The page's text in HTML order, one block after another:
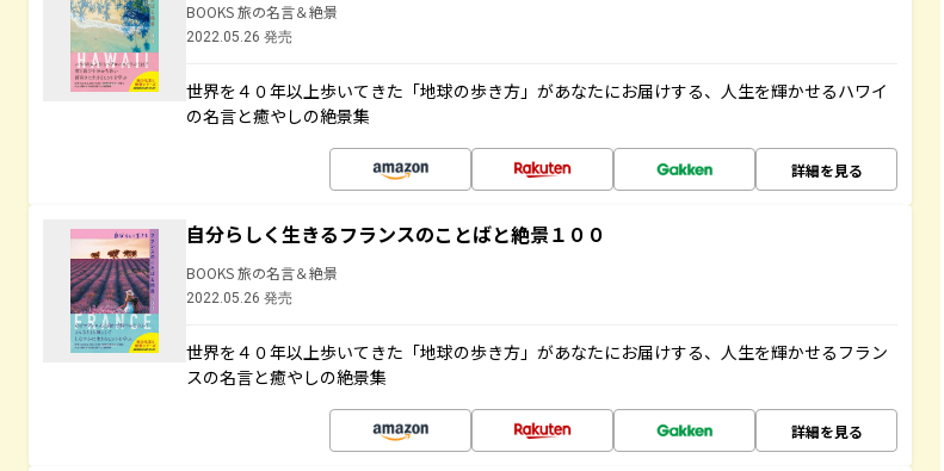
BOOKS 旅の名言＆絶景
2022.05.26 発売
世界を４０年以上歩いてきた「地球の歩き方」があなたにお届けする、人生を輝かせるハワイ
の名言と癒やしの絶景集
詳細を見る
自分らしく生きるフランスのことばと絶景１００
BOOKS 旅の名言＆絶景
2022.05.26 発売
世界を４０年以上歩いてきた「地球の歩き方」があなたにお届けする、人生を輝かせるフラン
スの名言と癒やしの絶景集
詳細を見る